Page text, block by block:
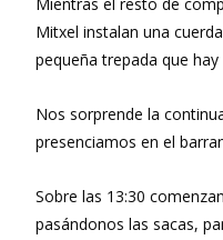
Mitxel instalan una
pequeña trepada que
Nos sorprende la
presenciamos en el
Sobre las 13:30
pasándonos las sacas,